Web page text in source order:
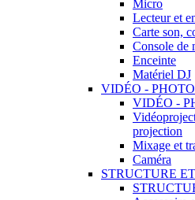
Micro
Lecteur et
Carte son,
Console de
Enceinte
Matériel DJ
VIDÉO - PHOTO
VIDÉO -
projection
Mixage et
Caméra
STRUCTURE